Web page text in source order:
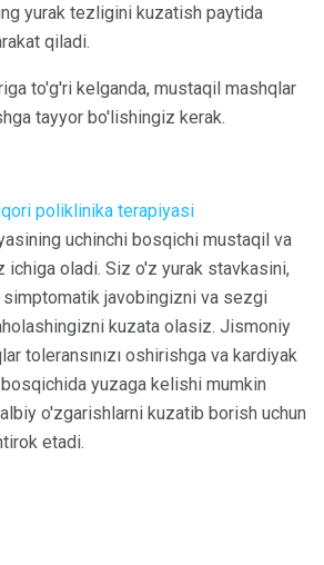
yurak tezligini kuzatish paytida
qiladi.
to'g'ri kelganda, mustaqil mashqlar
tayyor bo'lishingiz kerak.
poliklinika terapiyasi
uchinchi bosqichi mustaqil va
ichiga oladi. Siz o'z yurak stavkasini,
javobingizni va sezgi
kuzata olasiz. Jismoniy
toleransınızı oshirishga va kardiyak
yuzaga kelishi mumkin
o'zgarishlarni kuzatib borish uchun
etadi.